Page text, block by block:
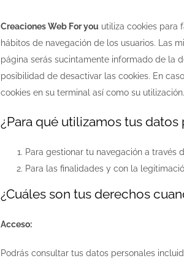
Creaciones Web For you utiliza cookies para
hábitos de navegación de los usuarios. Las
página serás sucintamente informado de la
posibilidad de desactivar las cookies. En
cookies en su terminal así como su utilización.
¿Para qué utilizamos tus datos
Para gestionar tu navegación a través
Para las finalidades y con la
¿Cuáles son tus derechos
Acceso:
Podrás consultar tus datos personales